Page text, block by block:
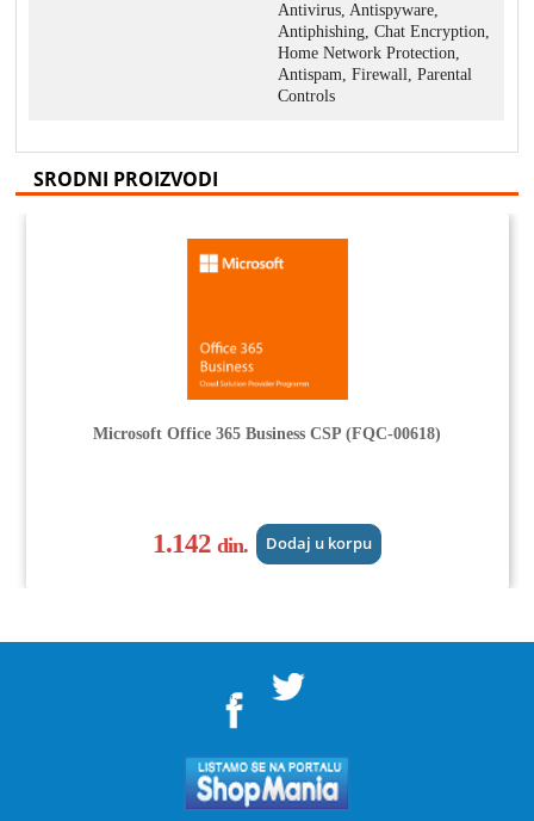
Antivirus, Antispyware,
Antiphishing, Chat Encryption,
Home Network Protection,
Antispam, Firewall, Parental
Controls
SRODNI PROIZVODI
Microsoft Office 365 Business CSP (FQC-00618)
1.142din. Dodaj u korpu
">